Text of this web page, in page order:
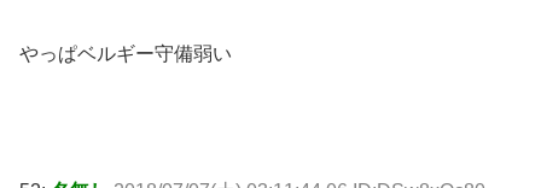
やっぱベルギー守備弱い